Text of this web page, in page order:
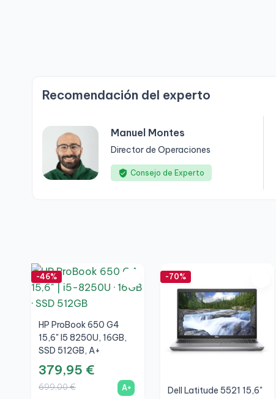
Recomendación del experto
Manuel Montes
Director de Operaciones
Consejo de Experto
-46%
HP ProBook 650 G4
15,6" I5 8250U, 16GB,
SSD 512GB, A+
379,95 €
699,00 € A+
-70%
Dell Latitude 5521 15,6"